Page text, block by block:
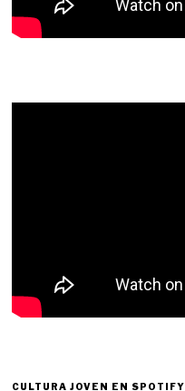
CULTURA JOVEN EN SPOTIFY